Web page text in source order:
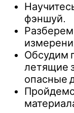
фэншуй.
Обсудим
летящие
опасные